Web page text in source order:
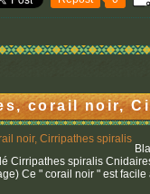
corail noir,
Cirripathes spiralis
Ce " corail noir " est